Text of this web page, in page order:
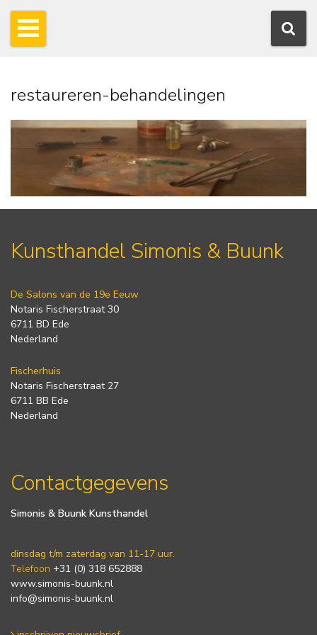
restaureren-behandelingen
Kunsthandel Simonis & Buunk
De Salons van de 19e Eeuw
Notaris Fischerstraat 30
6711 BD Ede
Nederland
Fischerhuis
Notaris Fischerstraat 27
6711 BB Ede
Nederland
Contactgegevens
Simonis & Buunk Kunsthandel
dinsdag t/m zaterdag van 11-17 uur.
Telefoon +31 (0) 318 652888
www.simonis-buunk.nl
info@simonis-buunk.nl